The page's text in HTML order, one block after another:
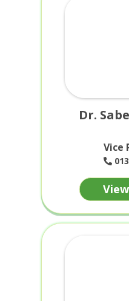
Dr.
Vice